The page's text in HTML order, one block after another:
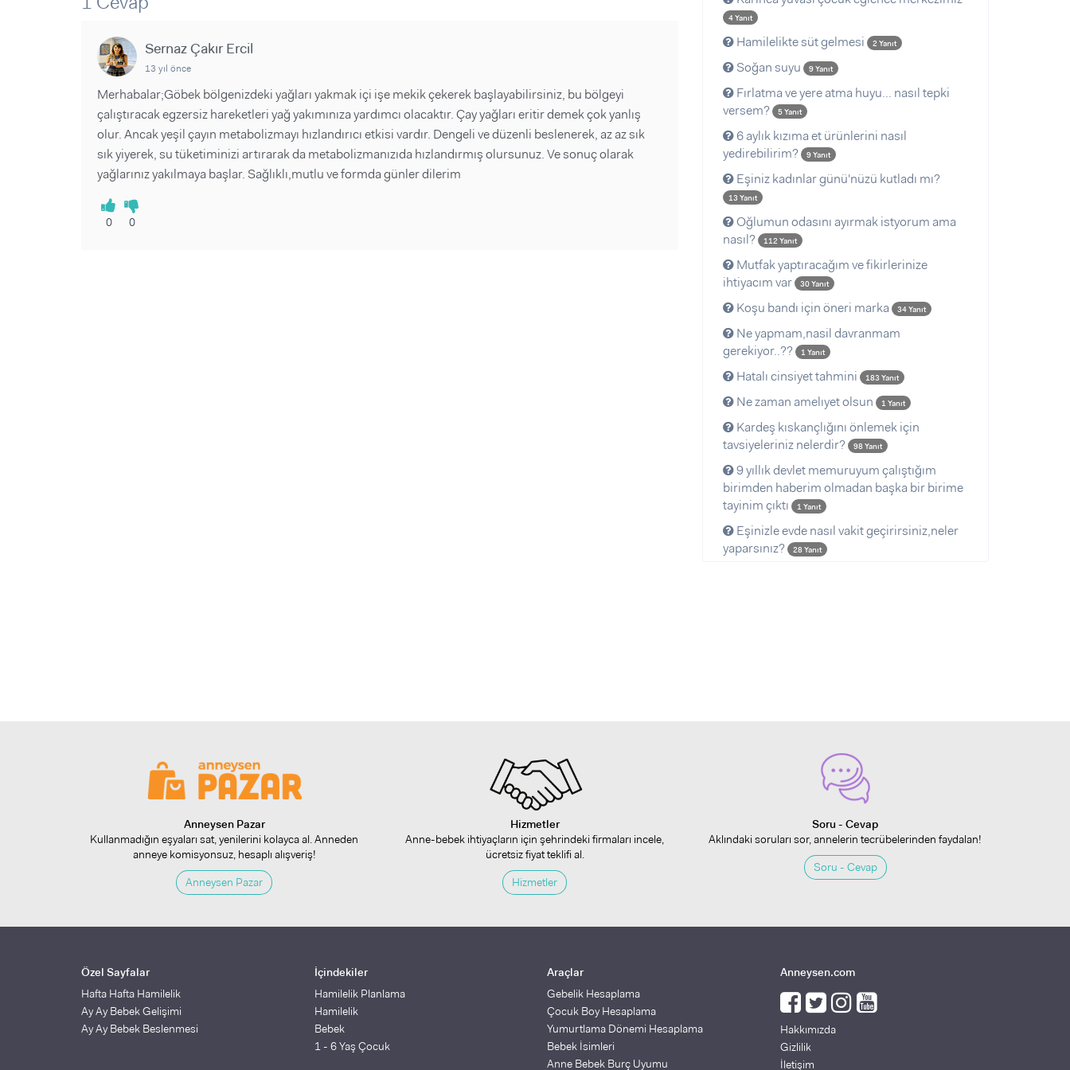
Sorular ve Yanıtlar
Makaleler
Videolar
Sernaz Çakır Ercil
13 yıl önce
Merhabalar;Göbek bölgenizdeki yağları yakmak içi işe mekik çekerek başlayabilirsiniz, bu bölgeyi
çalıştıracak egzersiz hareketleri yağ yakımınıza yardımcı olacaktır. Çay yağları eritir demek çok yanlış
olur. Ancak yeşil çayın metabolizmayı hızlandırıcı etkisi vardır. Dengeli ve düzenli beslenerek, az az sık
sık yiyerek, su tüketiminizi artırarak da metabolizmanızıda hızlandırmış olursunuz. Ve sonuç olarak
yağlarınız yakılmaya başlar. Sağlıklı,mutlu ve formda günler dilerim
0 0
4 Yanıt
Hamilelikte süt gelmesi 2 Yanıt
Soğan suyu 9 Yanıt
Fırlatma ve yere atma huyu... nasıl tepki
versem?
5 Yanıt
6 aylık kızıma et ürünlerini nasıl
yedirebilirim?
9 Yanıt
Eşiniz kadınlar günü'nüzü kutladı mı?
13 Yanıt
Oğlumun odasını ayırmak istyorum ama
nasıl?
112 Yanıt
Mutfak yaptıracağım ve fikirlerinize
ihtiyacım var
30 Yanıt
Koşu bandı için öneri marka 34 Yanıt
Ne yapmam,nasil davranmam
gerekiyor..??
1 Yanıt
Hatalı cinsiyet tahmini 183 Yanıt
Ne zaman amelıyet olsun 1 Yanıt
Kardeş kıskançlığını önlemek için
tavsiyeleriniz nelerdir?
98 Yanıt
9 yıllık devlet memuruyum çalıştığım
birimden haberim olmadan başka bir birime
tayinim çıktı
1 Yanıt
Eşinizle evde nasıl vakit geçirirsiniz,neler
yaparsınız?
28 Yanıt
Anneysen Pazar
Kullanmadığın eşyaları sat, yenilerini kolayca al. Anneden
anneye komisyonsuz, hesaplı alışveriş!
Anneysen Pazar
Hizmetler
Anne-bebek ihtiyaçların için şehrindeki firmaları incele,
ücretsiz fiyat teklifi al.
Hizmetler
Soru - Cevap
Aklındaki soruları sor, annelerin tecrübelerinden faydalan!
Soru - Cevap
Özel Sayfalar
Hafta Hafta Hamilelik
Ay Ay Bebek Gelişimi
Ay Ay Bebek Beslenmesi
İçindekiler
Hamilelik Planlama
Hamilelik
Bebek
1 - 6 Yaş Çocuk
Araçlar
Gebelik Hesaplama
Çocuk Boy Hesaplama
Yumurtlama Dönemi Hesaplama
Bebek İsimleri
Anne Bebek Burç Uyumu
Anneysen.com
Hakkımızda
Gizlilik
İletişim